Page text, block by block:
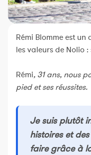
Rémi Blomme est
les valeurs de Nolio
Rémi, 31 ans, nous
pied et ses réussites.
Je suis plutôt
histoires et
faire grâce à